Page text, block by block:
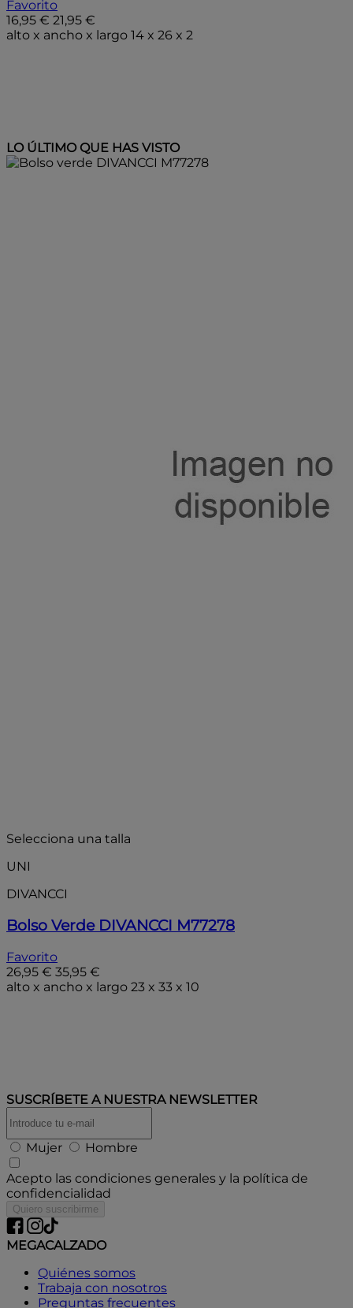
Favorito
16,95 € 21,95 €
alto x ancho x largo 14 x 26 x 2
LO ÚLTIMO QUE HAS VISTO
Selecciona una talla
UNI
DIVANCCI
Bolso Verde DIVANCCI M77278
Favorito
26,95 € 35,95 €
alto x ancho x largo 23 x 33 x 10
SUSCRÍBETE A NUESTRA NEWSLETTER
Mujer Hombre
Acepto las condiciones generales y la política de
confidencialidad
Quiero suscribirme
MEGACALZADO
Quiénes somos
Trabaja con nosotros
Preguntas frecuentes